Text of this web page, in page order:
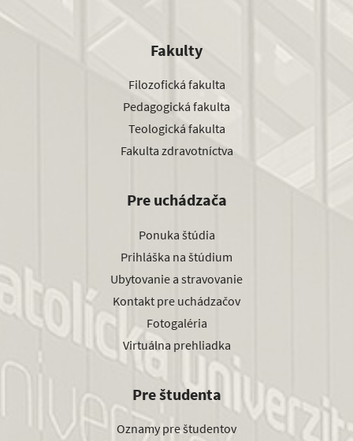
Fakulty
Filozofická fakulta
Pedagogická fakulta
Teologická fakulta
Fakulta zdravotníctva
Pre uchádzača
Ponuka štúdia
Prihláška na štúdium
Ubytovanie a stravovanie
Kontakt pre uchádzačov
Fotogaléria
Virtuálna prehliadka
Pre študenta
Oznamy pre študentov